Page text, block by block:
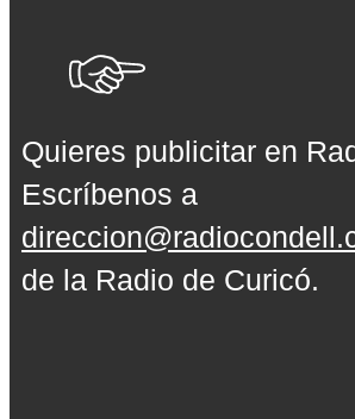
Quieres publicitar en
Escríbenos a
de la Radio de Curicó.